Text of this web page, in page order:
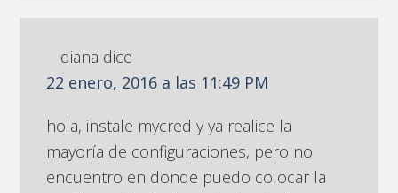
diana dice
22 enero, 2016 a las 11:49 PM
hola, instale mycred y ya realice la
mayoría de configuraciones, pero no
encuentro en donde puedo colocar la